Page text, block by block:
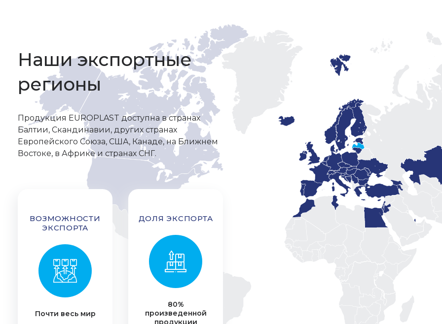
Наши экспортные
регионы
Продукция EUROPLAST доступна в странах
Балтии, Скандинавии, других странах
Европейского Союза, США, Канаде, на Ближнем
Востоке, в Африке и странах СНГ.
ВОЗМОЖНОСТИ
ЭКСПОРТА
Почти весь мир
ДОЛЯ ЭКСПОРТА
80%
произведенной
продукции